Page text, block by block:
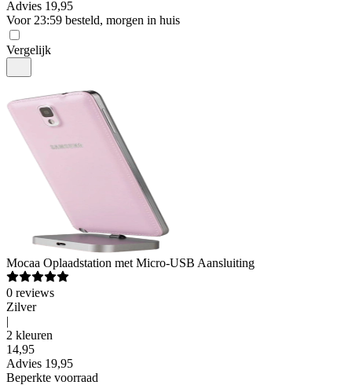
Advies 19,95
Voor 23:59 besteld, morgen in huis
Vergelijk
Mocaa Oplaadstation met Micro-USB Aansluiting
0 reviews
Zilver
|
2 kleuren
14,95
Advies 19,95
Beperkte voorraad